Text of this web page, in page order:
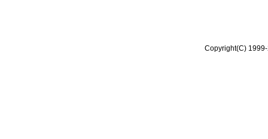
Copyright(C)